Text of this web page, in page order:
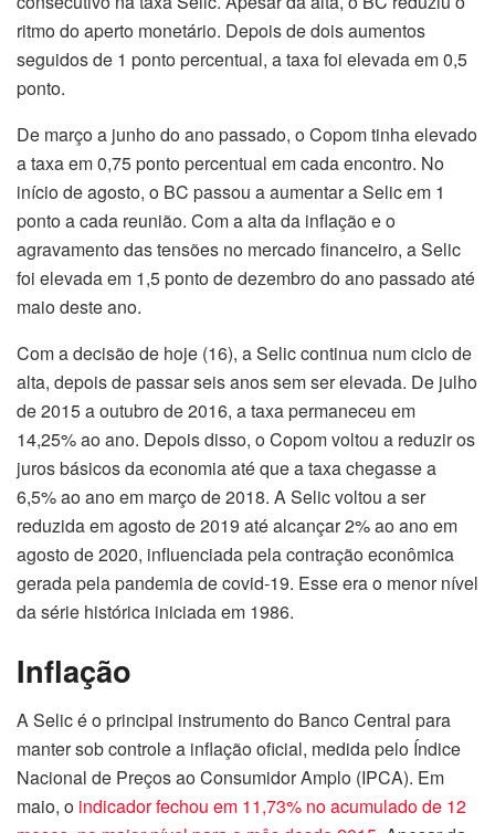
ritmo do aperto monetário. Depois de dois aumentos
seguidos de 1 ponto percentual, a taxa foi elevada em 0,5
ponto.
De março a junho do ano passado, o Copom tinha elevado
a taxa em 0,75 ponto percentual em cada encontro. No
início de agosto, o BC passou a aumentar a Selic em 1
ponto a cada reunião. Com a alta da inflação e o
agravamento das tensões no mercado financeiro, a Selic
foi elevada em 1,5 ponto de dezembro do ano passado até
maio deste ano.
Com a decisão de hoje (16), a Selic continua num ciclo de
alta, depois de passar seis anos sem ser elevada. De julho
de 2015 a outubro de 2016, a taxa permaneceu em
14,25% ao ano. Depois disso, o Copom voltou a reduzir os
juros básicos da economia até que a taxa chegasse a
6,5% ao ano em março de 2018. A Selic voltou a ser
reduzida em agosto de 2019 até alcançar 2% ao ano em
agosto de 2020, influenciada pela contração econômica
gerada pela pandemia de covid-19. Esse era o menor nível
da série histórica iniciada em 1986.
Inflação
A Selic é o principal instrumento do Banco Central para
manter sob controle a inflação oficial, medida pelo Índice
Nacional de Preços ao Consumidor Amplo (IPCA). Em
maio, o indicador fechou em 11,73% no acumulado de 12